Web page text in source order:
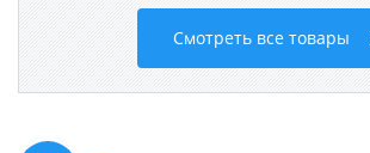
Смотреть все товары